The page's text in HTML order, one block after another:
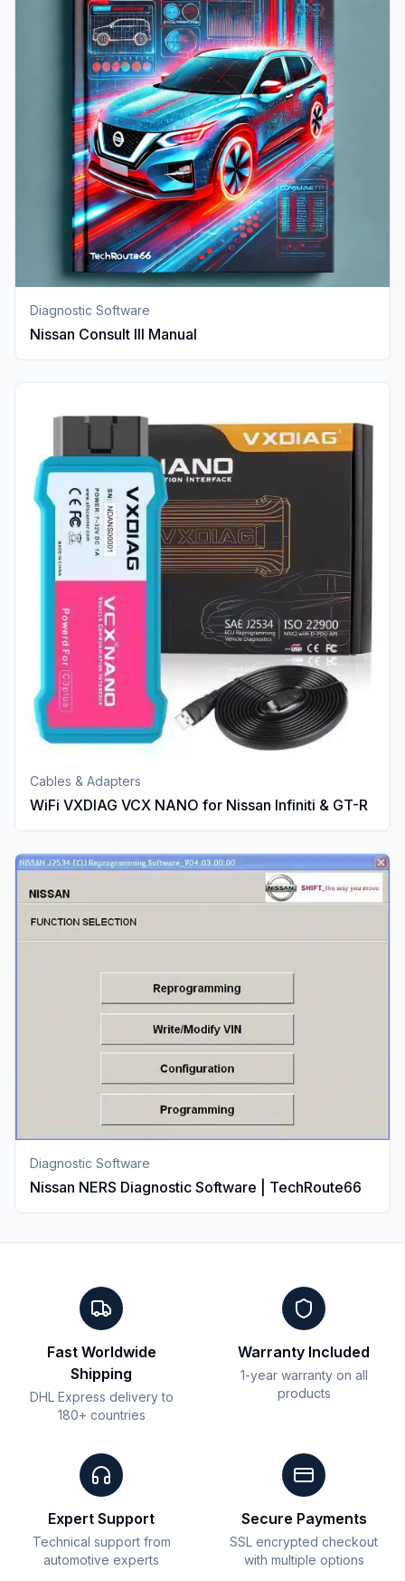
Diagnostic Software
Nissan Consult III Manual
Cables & Adapters
WiFi VXDIAG VCX NANO for Nissan Infiniti & GT-R
Diagnostic Software
Nissan NERS Diagnostic Software | TechRoute66
Fast Worldwide
Shipping
DHL Express delivery to
180+ countries
Warranty Included
1-year warranty on all
products
Expert Support
Technical support from
automotive experts
Secure Payments
SSL encrypted checkout
with multiple options